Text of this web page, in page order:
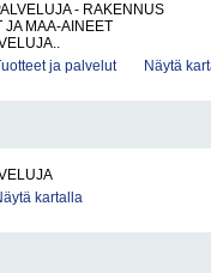
- RAKENNUS
JA MAA-AINEET
ja palvelut Näytä
kartalla